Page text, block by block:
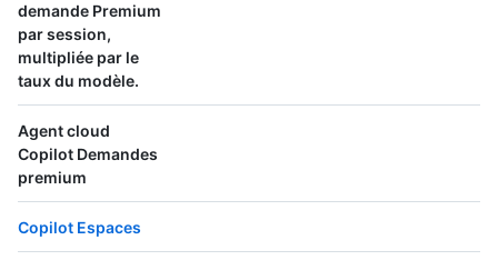
demande Premium
par session,
multipliée par le
taux du modèle.
Agent cloud
Copilot Demandes
premium
Copilot Espaces